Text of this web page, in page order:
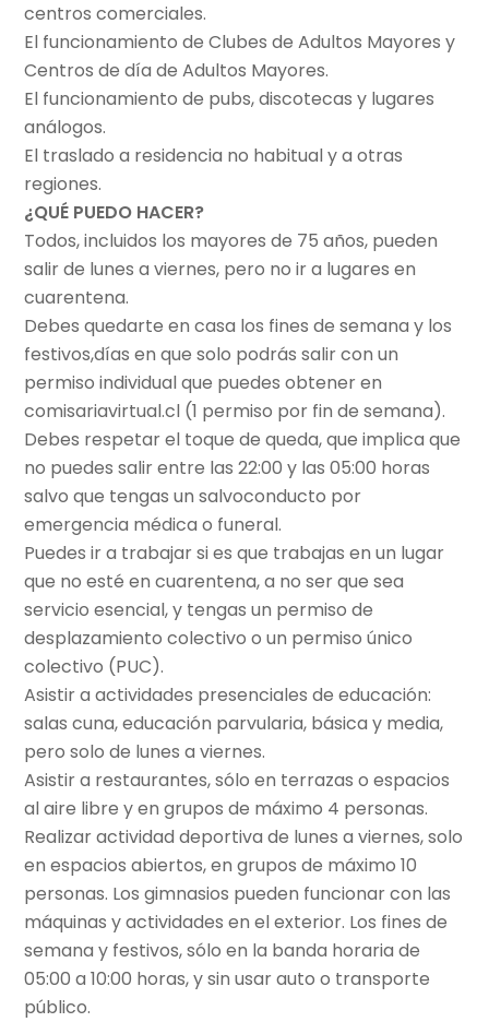
centros comerciales.
El funcionamiento de Clubes de Adultos Mayores y
Centros de día de Adultos Mayores.
El funcionamiento de pubs, discotecas y lugares
análogos.
El traslado a residencia no habitual y a otras
regiones.
¿QUÉ PUEDO HACER?
Todos, incluidos los mayores de 75 años, pueden
salir de lunes a viernes, pero no ir a lugares en
cuarentena.
Debes quedarte en casa los fines de semana y los
festivos,días en que solo podrás salir con un
permiso individual que puedes obtener en
comisariavirtual.cl (1 permiso por fin de semana).
Debes respetar el toque de queda, que implica que
no puedes salir entre las 22:00 y las 05:00 horas
salvo que tengas un salvoconducto por
emergencia médica o funeral.
Puedes ir a trabajar si es que trabajas en un lugar
que no esté en cuarentena, a no ser que sea
servicio esencial, y tengas un permiso de
desplazamiento colectivo o un permiso único
colectivo (PUC).
Asistir a actividades presenciales de educación:
salas cuna, educación parvularia, básica y media,
pero solo de lunes a viernes.
Asistir a restaurantes, sólo en terrazas o espacios
al aire libre y en grupos de máximo 4 personas.
Realizar actividad deportiva de lunes a viernes, solo
en espacios abiertos, en grupos de máximo 10
personas. Los gimnasios pueden funcionar con las
máquinas y actividades en el exterior. Los fines de
semana y festivos, sólo en la banda horaria de
05:00 a 10:00 horas, y sin usar auto o transporte
público.